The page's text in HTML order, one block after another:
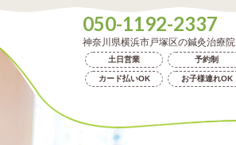
050-1192-2337
神奈川県横浜市戸塚区の鍼灸治療院
土日営業 予約制
カード払いOK お子様連れOK